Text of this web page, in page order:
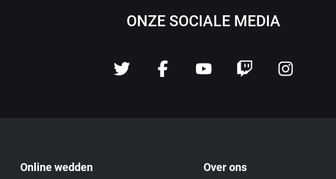
ONZE SOCIALE MEDIA
Online wedden Over ons